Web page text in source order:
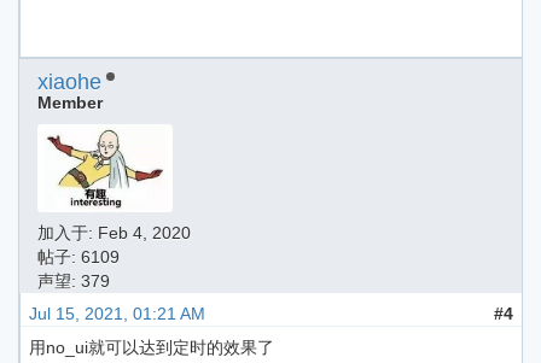
xiaohe
Member
加入于: Feb 4, 2020
帖子: 6109
声望: 379
Jul 15, 2021, 01:21 AM
#4
用no_ui就可以达到定时的效果了